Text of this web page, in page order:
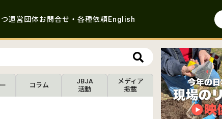
運営団体お問合せ・各種依頼English
コラム
JBJA
活動
メディア
掲載